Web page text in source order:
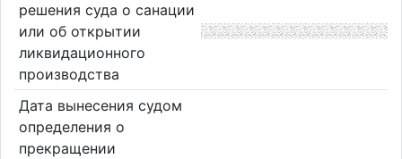
решения суда о санации
или об открытии
ликвидационного
производства
Дата вынесения судом
определения о
прекращении